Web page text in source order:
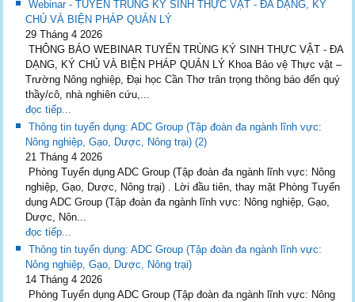
Webinar - TUYẾN TRÙNG KÝ SINH THỰC VẬT - ĐA DẠNG, KÝ
CHỦ VÀ BIỆN PHÁP QUẢN LÝ
29 Tháng 4 2026
THÔNG BÁO WEBINAR TUYẾN TRÙNG KÝ SINH THỰC VẬT - ĐA
DẠNG, KÝ CHỦ VÀ BIỆN PHÁP QUẢN LÝ Khoa Bảo vệ Thực vật –
Trường Nông nghiệp, Đại học Cần Thơ trân trọng thông báo đến quý
thầy/cô, nhà nghiên cứu,...
đọc tiếp...
Thông tin tuyển dụng: ADC Group (Tập đoàn đa ngành lĩnh vực:
Nông nghiệp, Gạo, Dược, Nông trại) (2)
21 Tháng 4 2026
Phòng Tuyển dụng ADC Group (Tập đoàn đa ngành lĩnh vực: Nông
nghiệp, Gạo, Dược, Nông trại) . Lời đầu tiên, thay mặt Phòng Tuyển
dụng ADC Group (Tập đoàn đa ngành lĩnh vực: Nông nghiệp, Gạo,
Dược, Nôn...
đọc tiếp...
Thông tin tuyển dụng: ADC Group (Tập đoàn đa ngành lĩnh vực:
Nông nghiệp, Gạo, Dược, Nông trại)
14 Tháng 4 2026
Phòng Tuyển dụng ADC Group (Tập đoàn đa ngành lĩnh vực: Nông